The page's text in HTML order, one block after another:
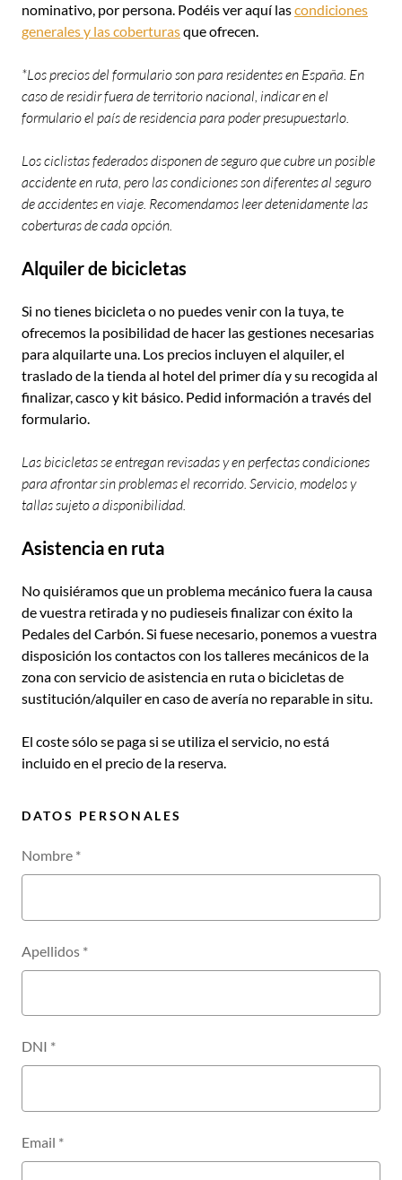
nominativo, por persona. Podéis ver aquí lascondiciones
generales y las coberturasque ofrecen.
*Los precios del formulario son para residentes en España. En
caso de residir fuera de territorio nacional, indicar en el
formulario el país de residencia para poder presupuestarlo.
Los ciclistas federados disponen de seguro que cubre un posible
accidente en ruta, pero las condiciones son diferentes al seguro
de accidentes en viaje. Recomendamos leer detenidamente las
coberturas de cada opción.
Alquiler de bicicletas
Si no tienes bicicleta o no puedes venir con la tuya, te
ofrecemos la posibilidad de hacer las gestiones necesarias
para alquilarte una. Los precios incluyen el alquiler, el
traslado de la tienda al hotel del primer día y su recogida al
finalizar, casco y kit básico. Pedid información a través del
formulario.
Las bicicletas se entregan revisadas y en perfectas condiciones
para afrontar sin problemas el recorrido. Servicio, modelos y
tallas sujeto a disponibilidad.
Asistencia en ruta
No quisiéramos que un problema mecánico fuera la causa
de vuestra retirada y no pudieseis finalizar con éxito la
Pedales del Carbón. Si fuese necesario, ponemos a vuestra
disposición los contactos con los talleres mecánicos de la
zona con servicio de asistencia en ruta o bicicletas de
sustitución/alquiler en caso de avería no reparable in situ.
El coste sólo se paga si se utiliza el servicio, no está
incluido en el precio de la reserva.
DATOS PERSONALES
Nombre *
Apellidos *
DNI *
Email *